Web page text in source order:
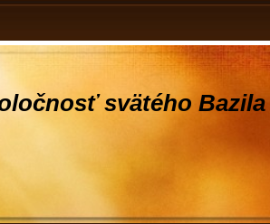
svätého Bazila